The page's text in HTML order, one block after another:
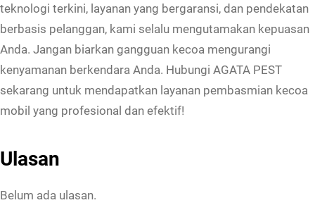
teknologi terkini, layanan yang bergaransi, dan pendekatan
berbasis pelanggan, kami selalu mengutamakan kepuasan
Anda. Jangan biarkan gangguan kecoa mengurangi
kenyamanan berkendara Anda. Hubungi AGATA PEST
sekarang untuk mendapatkan layanan pembasmian kecoa
mobil yang profesional dan efektif!
Ulasan
Belum ada ulasan.